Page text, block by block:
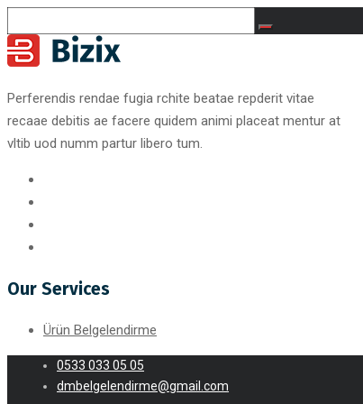
Perferendis rendae fugia rchite beatae repderit vitae
recaae debitis ae facere quidem animi placeat mentur at
vltib uod numm partur libero tum.
Our Services
Ürün Belgelendirme
0533 033 05 05
dmbelgelendirme@gmail.com